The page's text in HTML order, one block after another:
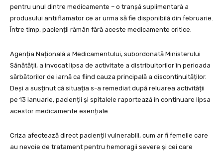
pentru unul dintre medicamente – o tranșă suplimentară a
produsului antiiflamator ce ar urma să fie disponibilă din februarie.
Între timp, pacienții rămân fără aceste medicamente critice.
Agenția Națională a Medicamentului, subordonată Ministerului
Sănătății, a invocat lipsa de activitate a distribuitorilor în perioada
sărbătorilor de iarnă ca fiind cauza principală a discontinuităților.
Deși a susținut că situația s-a remediat după reluarea activității
pe 13 ianuarie, pacienții și spitalele raportează în continuare lipsa
acestor medicamente esențiale.
Criza afectează direct pacienții vulnerabili, cum ar fi femeile care
au nevoie de tratament pentru hemoragii severe și cei care